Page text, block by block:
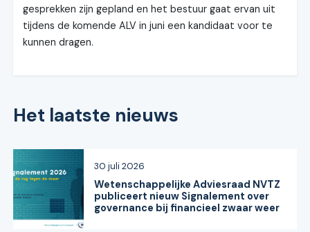
gesprekken zijn gepland en het bestuur gaat ervan uit
tijdens de komende ALV in juni een kandidaat voor te
kunnen dragen.
Het laatste nieuws
Wetenschappelijke Adviesraad NVTZ
publiceert nieuw Signalement over
governance bij financieel zwaar weer
30 juli 2026